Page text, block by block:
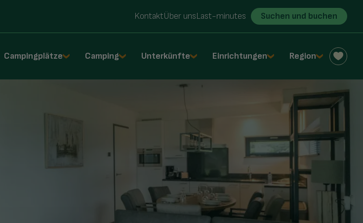
KontaktÜber unsLast-minutes Suchen und buchen
Campingplätze Camping Unterkünfte Einrichtungen Region